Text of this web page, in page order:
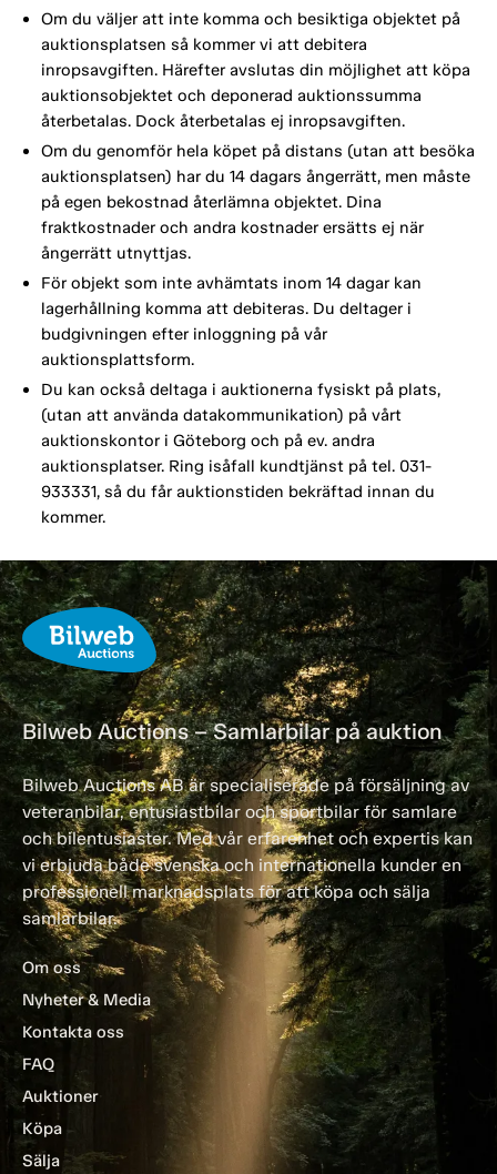
Om du väljer att inte komma och besiktiga objektet på
auktionsplatsen så kommer vi att debitera
inropsavgiften. Härefter avslutas din möjlighet att köpa
auktionsobjektet och deponerad auktionssumma
återbetalas. Dock återbetalas ej inropsavgiften.
Om du genomför hela köpet på distans (utan att besöka
auktionsplatsen) har du 14 dagars ångerrätt, men måste
på egen bekostnad återlämna objektet. Dina
fraktkostnader och andra kostnader ersätts ej när
ångerrätt utnyttjas.
För objekt som inte avhämtats inom 14 dagar kan
lagerhållning komma att debiteras. Du deltager i
budgivningen efter inloggning på vår
auktionsplattsform.
Du kan också deltaga i auktionerna fysiskt på plats,
(utan att använda datakommunikation) på vårt
auktionskontor i Göteborg och på ev. andra
auktionsplatser. Ring isåfall kundtjänst på tel. 031-
933331, så du får auktionstiden bekräftad innan du
kommer.
Bilweb Auctions – Samlarbilar på auktion
Bilweb Auctions AB är specialiserade på försäljning av
veteranbilar, entusiastbilar och sportbilar för samlare
och bilentusiaster. Med vår erfarenhet och expertis kan
vi erbjuda både svenska och internationella kunder en
professionell marknadsplats för att köpa och sälja
samlarbilar.
Om oss
Nyheter & Media
Kontakta oss
FAQ
Auktioner
Köpa
Sälja